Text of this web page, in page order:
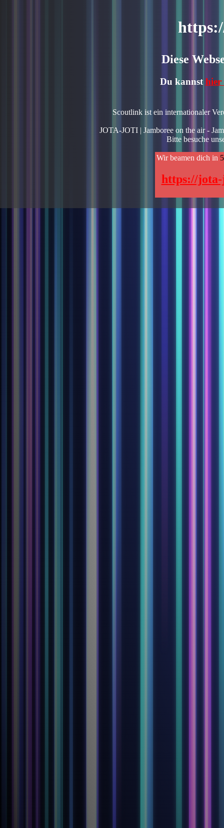
Diese
Du kannsthier
Scoutlink ist ein internationaler
JOTA-JOTI | Jamboree on the air -
Bitte besuche
Wir beamen dich in
https://